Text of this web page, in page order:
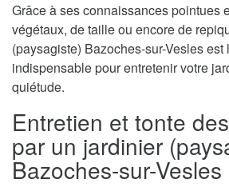
Grâce à ses connaissances pointues
végétaux, de taille ou encore de
(paysagiste) Bazoches-sur-Vesles est
indispensable pour entretenir votre
quiétude.
Entretien et tonte
par un jardinier
Bazoches-sur-